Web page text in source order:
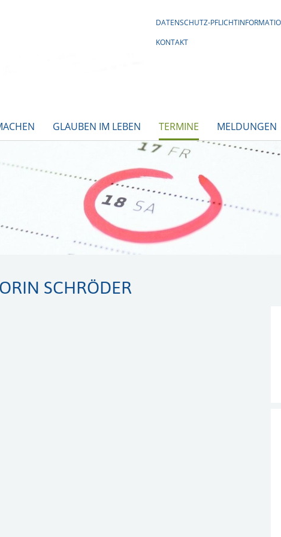
DATENSCHUTZ-
KONTAKT
GLAUBEN IM LEBEN TERMINE MELDUNGEN
SCHRÖDER